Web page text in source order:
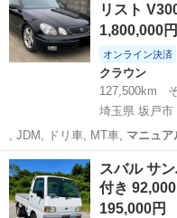
リスト
1,800,000円
オンライン決済
クラウン
127,500km
埼玉県 坂戸市
, JDM, ドリ車, MT車, マニュア
埼玉 坂戸市 クラウン
スバル サ
付き
195,000円